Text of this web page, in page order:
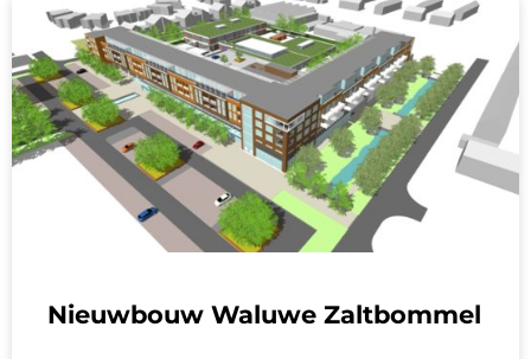
Nieuwbouw Waluwe Zaltbommel